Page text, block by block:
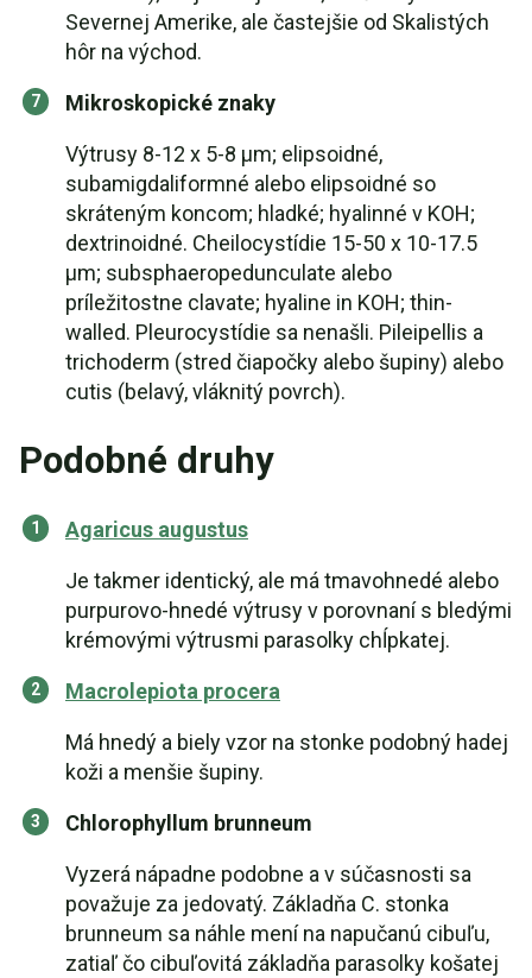
Severnej Amerike, ale častejšie od Skalistých
hôr na východ.
Mikroskopické znaky
Výtrusy 8-12 x 5-8 µm; elipsoidné,
subamigdaliformné alebo elipsoidné so
skráteným koncom; hladké; hyalinné v KOH;
dextrinoidné. Cheilocystídie 15-50 x 10-17.5
µm; subsphaeropedunculate alebo
príležitostne clavate; hyaline in KOH; thin-
walled. Pleurocystídie sa nenašli. Pileipellis a
trichoderm (stred čiapočky alebo šupiny) alebo
cutis (belavý, vláknitý povrch).
Podobné druhy
Agaricus augustus
Je takmer identický, ale má tmavohnedé alebo
purpurovo-hnedé výtrusy v porovnaní s bledými
krémovými výtrusmi parasolky chĺpkatej.
Macrolepiota procera
Má hnedý a biely vzor na stonke podobný hadej
koži a menšie šupiny.
Chlorophyllum brunneum
Vyzerá nápadne podobne a v súčasnosti sa
považuje za jedovatý. Základňa C. stonka
brunneum sa náhle mení na napučanú cibuľu,
zatiaľ čo cibuľovitá základňa parasolky košatej